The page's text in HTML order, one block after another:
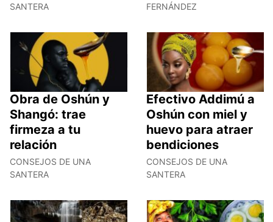
SANTERA
FERNÁNDEZ
Obra de Oshún y
Shangó: trae
firmeza a tu
relación
CONSEJOS DE UNA
SANTERA
Efectivo Addimú a
Oshún con miel y
huevo para atraer
bendiciones
CONSEJOS DE UNA
SANTERA